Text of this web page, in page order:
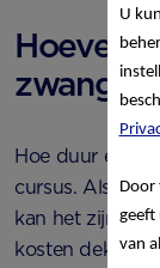
Hoeveel
Hoe duur een
cursus. Als je
kan het zijn dat
kosten dekt.
U
Door
geeft
van